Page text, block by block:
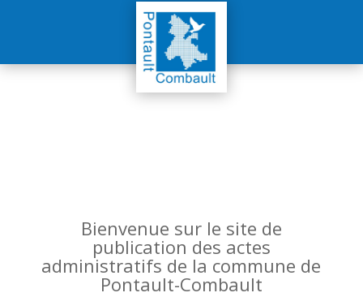
Bienvenue sur le site de
publication des actes
administratifs de la commune de
Pontault-Combault